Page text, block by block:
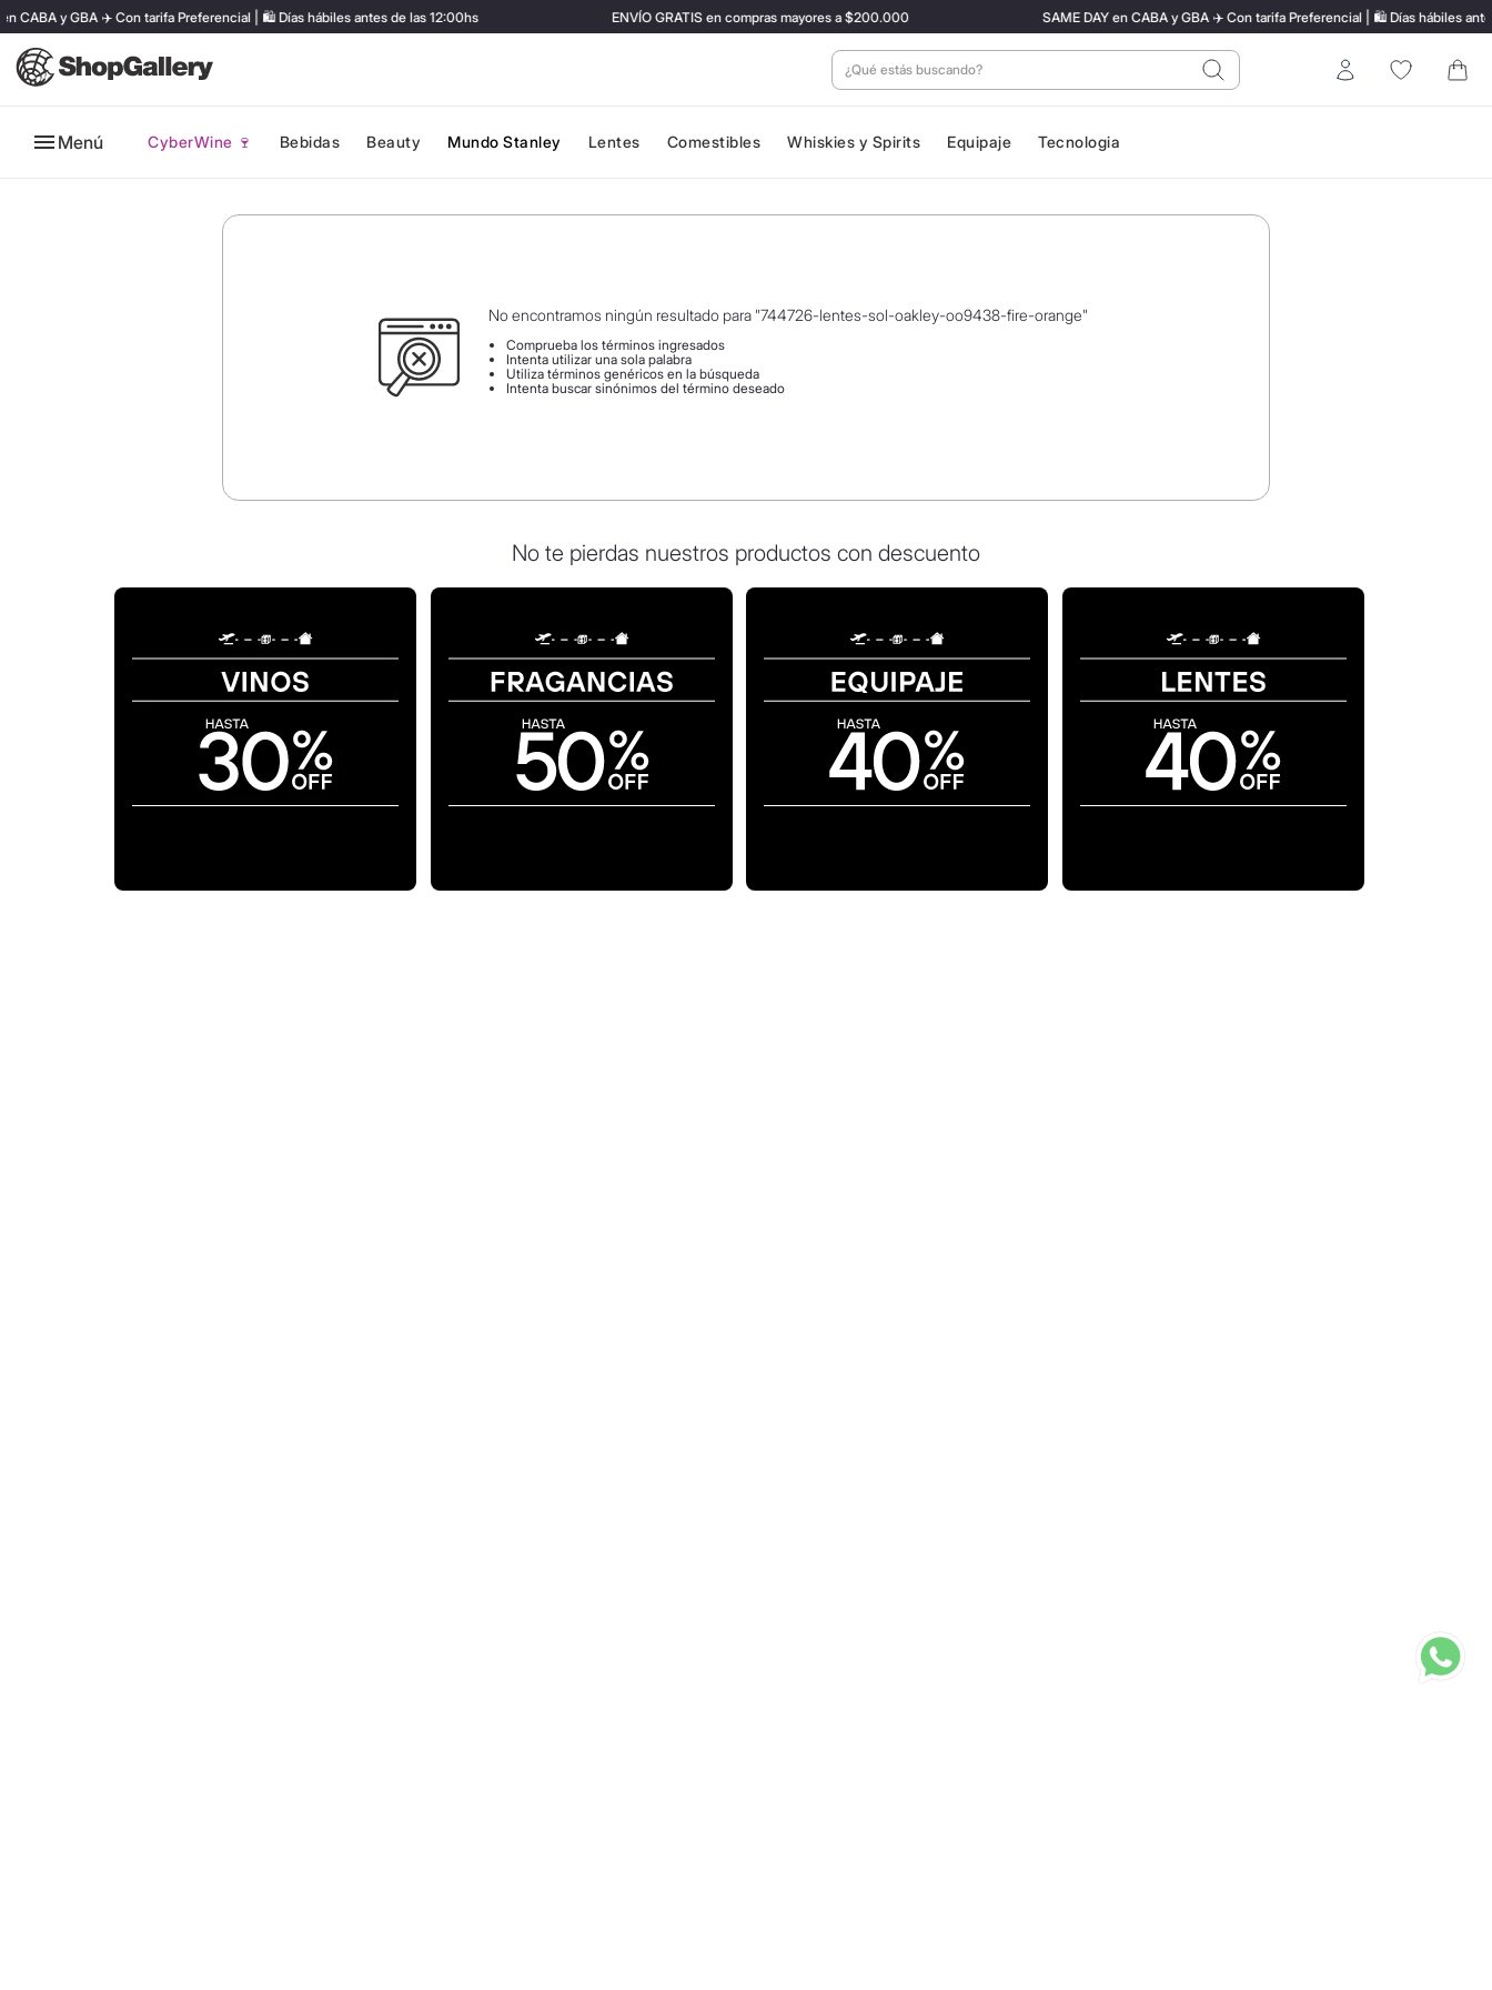
CABA y GBA ✈️ Con tarifa Preferencial | 🛍️ Días hábiles antes de las 12:00hs ENVÍO GRATIS en compras mayores a $200.000 SAME DAY en CABA y GBA ✈️ Con tarifa Preferencial | 🛍️ Días hábiles antes
¿Qué estás buscando? Entrar
Menú CyberWine 🍷 Bebidas Beauty Mundo Stanley Lentes Comestibles Whiskies y Spirits Equipaje Tecnologia
No encontramos ningún resultado para "744726-lentes-sol-oakley-oo9438-fire-orange"
Comprueba los términos ingresados
Intenta utilizar una sola palabra
Utiliza términos genéricos en la búsqueda
Intenta buscar sinónimos del término deseado
No te pierdas nuestros productos con descuento